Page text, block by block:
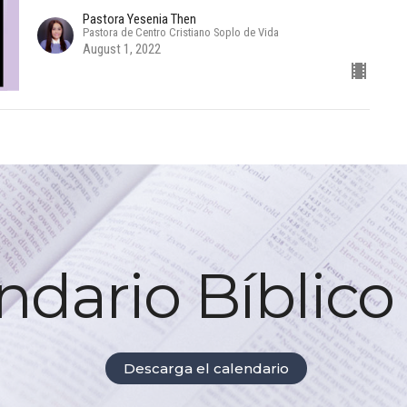
Pastora Yesenia Then
Pastora de Centro Cristiano Soplo de Vida
August 1, 2022
Bíblico
Descarga el calendario